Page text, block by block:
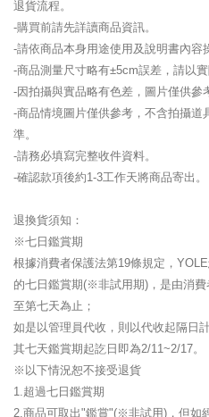
退貨流程。
-購買前請先詳讀商品資訊。
-請依商品本身用途使用及說明書內容
-商品測量尺寸略有±5cm誤差，請以實
-因拍攝與實品略有色差，圖片僅供參
-商品情境圖片僅供參考，不含拍攝道
準。
-請務必填寫完整收件資料。
-確認款項後約1-3工作天將商品寄出。
退換貨須知：
※七日鑑賞期
根據消費者保護法第19條規定，
的七日鑑賞期(※非試用期)，是由消
至第七天為止；
如是以管理員代收，則以代收起隔日
其七天鑑賞期起訖日即為2/11~2/17。
※以下情況恕不接受退貨
1.超過七日鑑賞期
2.商品可取出"鑑賞"(※非試用)，但如